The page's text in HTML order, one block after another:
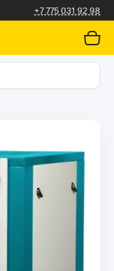
+7 775 031 92 98